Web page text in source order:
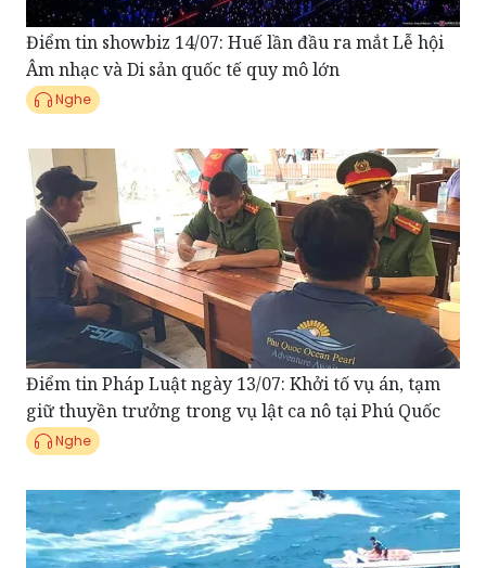
Âm nhạc và Di sản quốc tế quy mô lớn
Nghe
Điểm tin Pháp Luật ngày 13/07: Khởi tố vụ án, tạm
giữ thuyền trưởng trong vụ lật ca nô tại Phú Quốc
Nghe